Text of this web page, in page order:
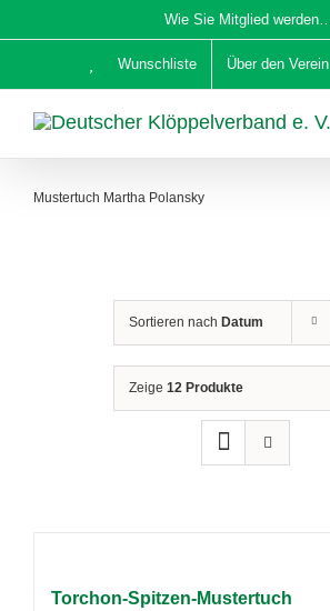
Inhalt
Wie Sie Mitglied werden…
Wunschliste Über den Verein
Mustertuch Martha Polansky
Sortieren nach Datum
Zeige 12 Produkte
Torchon-Spitzen-Mustertuch